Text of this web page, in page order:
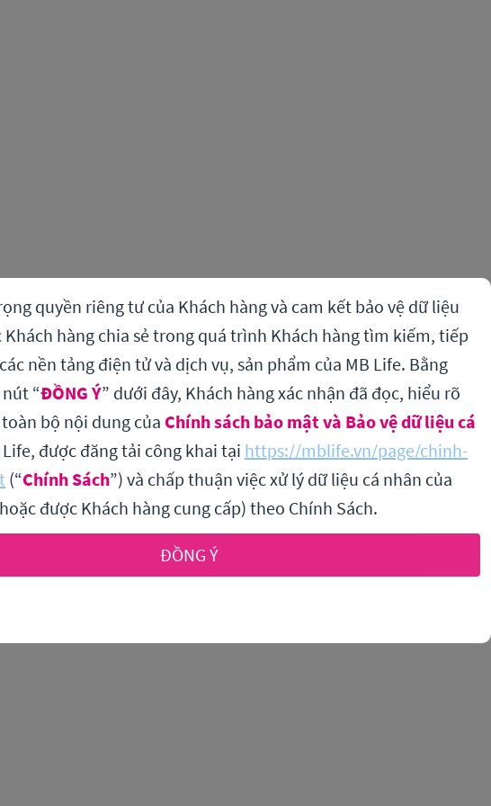
quyền riêng tư của Khách hàng và cam kết bảo vệ dữ liệu
Khách hàng chia sẻ trong quá trình Khách hàng tìm kiếm, tiếp
nền tảng điện tử và dịch vụ, sản phẩm của MB Life. Bằng
“ĐỒNG Ý” dưới đây, Khách hàng xác nhận đã đọc, hiểu rõ
bộ nội dung của Chính sách bảo mật và Bảo vệ dữ liệu cá
Life, được đăng tải công khai tại https://mblife.vn/page/chinh-
(“Chính Sách”) và chấp thuận việc xử lý dữ liệu cá nhân của
được Khách hàng cung cấp) theo Chính Sách.
ĐỒNG Ý